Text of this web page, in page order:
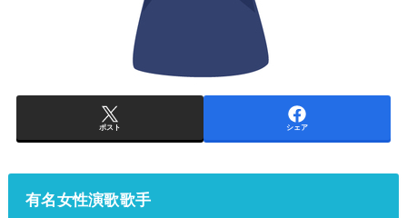
ポスト シェア
有名女性演歌歌手